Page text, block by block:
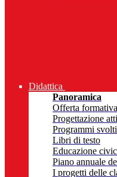
Didattica
Panoramica
Offerta formativa
Progettazione
Programmi svolti
Libri di testo
Educazione
Piano annuale
I progetti delle